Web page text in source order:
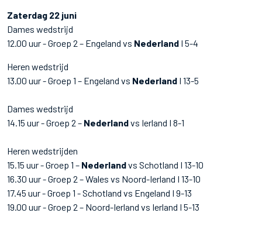
Zaterdag 22 juni
Dames wedstrijd
12.00 uur - Groep 2 – Engeland vs Nederland I 5-4
Heren wedstrijd
13.00 uur - Groep 1 – Engeland vs Nederland I 13-5
Dames wedstrijd
14.15 uur - Groep 2 – Nederlandvs Ierland I 8-1
Heren wedstrijden
15.15 uur - Groep 1 – Nederlandvs Schotland I 13-10
16.30 uur - Groep 2 – Wales vs Noord-Ierland I 13-10
17.45 uur - Groep 1 - Schotland vs Engeland I 9-13
19.00 uur - Groep 2 – Noord-Ierland vs Ierland I 5-13